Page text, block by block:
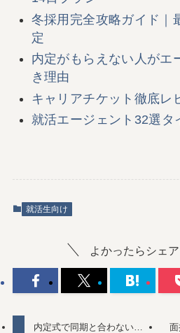
冬採用完全攻略ガイド｜
定
内定がもらえない人がエ
き理由
キャリアチケット徹底レ
就活エージェント32選タ
就活生向け
よかったらシェア
内定式で同期と合わない…